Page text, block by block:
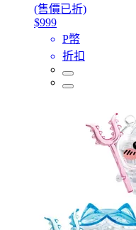
(售價已折)
$999
P幣
折扣